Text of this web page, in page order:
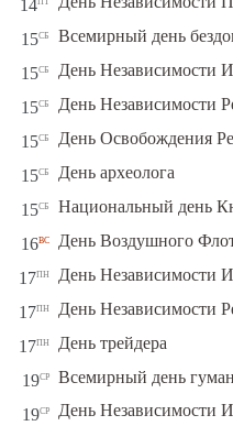
14
15сб Всемирный день
15сб День Независимости
15сб День Независимости
15сб День Освобождения
15сб День археолога
15сб Национальный день
16вс День Воздушного
17пн День Независимости
17пн День Независимости
17пн День трейдера
19ср Всемирный день
19ср
День Независимости